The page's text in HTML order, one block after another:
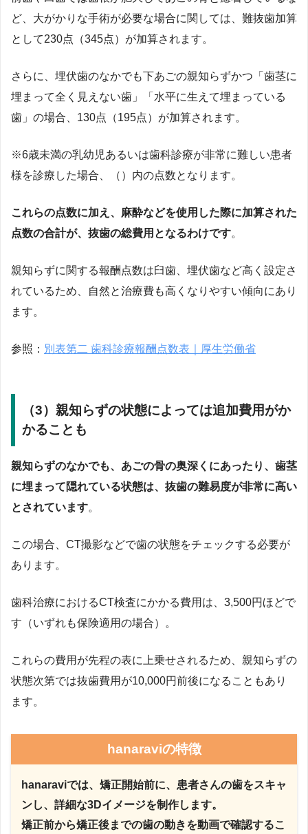
ど、大がかりな手術が必要な場合に関しては、難抜歯加算
として230点（345点）が加算されます。
さらに、埋伏歯のなかでも下あごの親知らずかつ「歯茎に
埋まって全く見えない歯」「水平に生えて埋まっている
歯」の場合、130点（195点）が加算されます。
※6歳未満の乳幼児あるいは歯科診療が非常に難しい患者
様を診療した場合、（）内の点数となります。
これらの点数に加え、麻酔などを使用した際に加算された
点数の合計が、抜歯の総費用となるわけです。
親知らずに関する報酬点数は臼歯、埋伏歯など高く設定さ
れているため、自然と治療費も高くなりやすい傾向にあり
ます。
参照： 別表第二 歯科診療報酬点数表｜厚生労働省
（3）親知らずの状態によっては追加費用がか
かることも
親知らずのなかでも、あごの骨の奥深くにあったり、歯茎
に埋まって隠れている状態は、抜歯の難易度が非常に高い
とされています。
この場合、CT撮影などで歯の状態をチェックする必要が
あります。
歯科治療におけるCT検査にかかる費用は、3,500円ほどで
す（いずれも保険適用の場合）。
これらの費用が先程の表に上乗せされるため、親知らずの
状態次第では抜歯費用が10,000円前後になることもあり
ます。
hanaraviの特徴
hanaraviでは、矯正開始前に、患者さんの歯をスキャ
ンし、詳細な3Dイメージを制作します。
矯正前から矯正後までの歯の動きを動画で確認するこ